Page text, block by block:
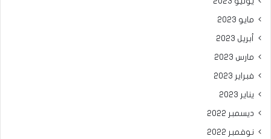
مايو 2023
أبريل 2023
مارس 2023
فبراير 2023
يناير 2023
ديسمبر 2022
نوفمبر 2022